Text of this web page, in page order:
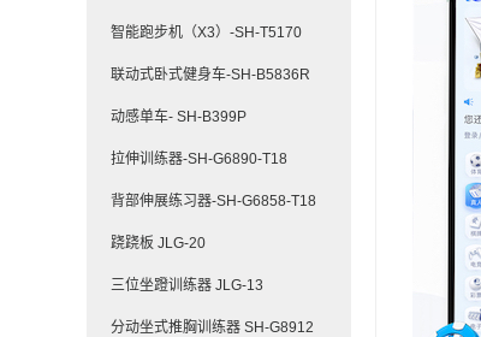
智能跑步机（X3）-SH-T5170
联动式卧式健身车-SH-B5836R
动感单车- SH-B399P
拉伸训练器-SH-G6890-T18
背部伸展练习器-SH-G6858-T18
跷跷板 JLG-20
三位坐蹬训练器 JLG-13
分动坐式推胸训练器 SH-G8912